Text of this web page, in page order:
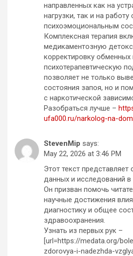
направленных как на
нагрузки, так и на работу
психоэмоциональным
Комплексная терапия
медикаментозную
корректировку
психотерапевтическую
позволяет не только
состояния запоя, но и
с наркотической
Разобраться лучше –
ufa000.ru/narkolog-na-
StevenMip says:
May 22, 2026 at 3:46 PM
Этот текст
данных и исследований
Он призван помочь
научные достижения
диагностику и общее
здравоохранения.
Узнать из первых рук –
[url=https://medata.org/
zdorovya-i-nadezhda-